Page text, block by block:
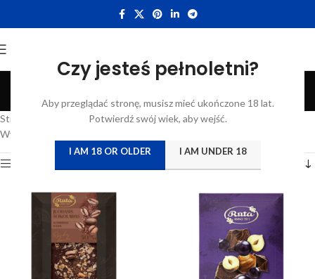
Czy jesteś pełnoletni?
Aby przeglądać stronę, musisz mieć ukończone 18 lat.
Potwierdź swój wiek, aby wejść.
I AM 18 OR OLDER I AM UNDER 18
Ruta
Categories
Strona główna
Katalog/Produkty oznaczone “Ruta”
Wyświetlanie 1–12 z 14 wyników